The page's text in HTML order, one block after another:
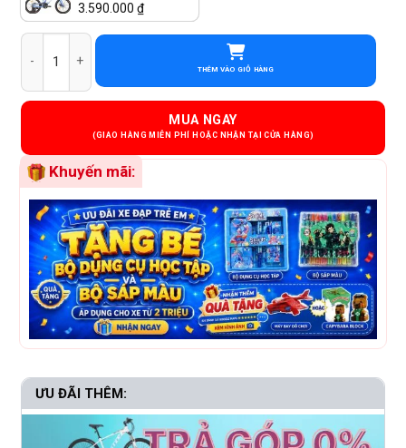
3.590.000 ₫
Xe Đạp Trẻ Em Royal Baby Miamor Mars 18 Inch (Vành Tăm) số
THÊM VÀO GIỎ HÀNG
MUA NGAY
Khuyến mãi:
ƯU ĐÃI THÊM: